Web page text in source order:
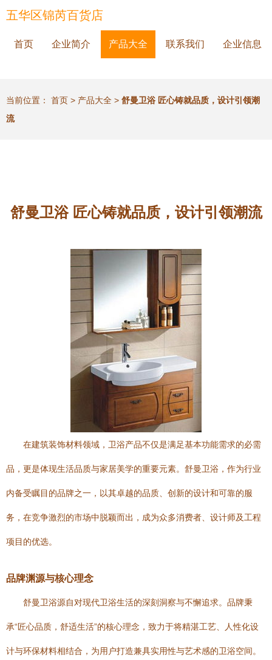
五华区锦芮百货店
首页 企业简介 产品大全 联系我们 企业信息
当前位置： 首页 > 产品大全 > 舒曼卫浴 匠心铸就品质，设计引领潮
流
舒曼卫浴 匠心铸就品质，设计引领潮流
在建筑装饰材料领域，卫浴产品不仅是满足基本功能需求的必需
品，更是体现生活品质与家居美学的重要元素。舒曼卫浴，作为行业
内备受瞩目的品牌之一，以其卓越的品质、创新的设计和可靠的服
务，在竞争激烈的市场中脱颖而出，成为众多消费者、设计师及工程
项目的优选。
品牌渊源与核心理念
舒曼卫浴源自对现代卫浴生活的深刻洞察与不懈追求。品牌秉
承“匠心品质，舒适生活”的核心理念，致力于将精湛工艺、人性化设
计与环保材料相结合，为用户打造兼具实用性与艺术感的卫浴空间。